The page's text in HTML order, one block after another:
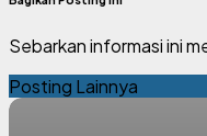
Sebarkan informasi ini
Posting Lainnya